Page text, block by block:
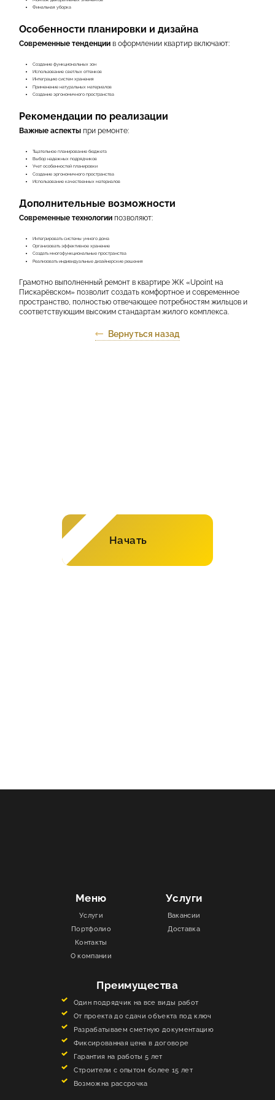
Финальная уборка
Особенности планировки и дизайна
Современные тенденциив оформлении квартир включают:
Создание функциональных зон
Использование светлых оттенков
Интеграцию систем хранения
Применение натуральных материалов
Создание эргономичного пространства
Рекомендации по реализации
Важные аспектыпри ремонте:
Тщательное планирование бюджета
Выбор надежных подрядчиков
Учет особенностей планировки
Создание эргономичного пространства
Использование качественных материалов
Дополнительные возможности
Современные технологиипозволяют:
Интегрировать системы умного дома
Организовать эффективное хранение
Создать многофункциональные пространства
Реализовать индивидуальные дизайнерские решения
Грамотно выполненный ремонт в квартире ЖК «Upoint на
Пискарёвском» позволит создать комфортное и современное
пространство, полностью отвечающее потребностям жильцов и
соответствующим высоким стандартам жилого комплекса.
Вернуться назад
Начать
Меню
Услуги
Портфолио
Контакты
О компании
Услуги
Вакансии
Доставка
Преимущества
Один подрядчик на все виды работ
От проекта до сдачи объекта под ключ
Разрабатываем сметную документацию
Фиксированная цена в договоре
Гарантия на работы 5 лет
Строители с опытом более 15 лет
Возможна рассрочка